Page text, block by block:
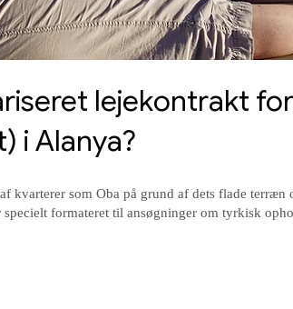
lejekontrakt
i Alanya?
kvarterer som Oba på grund af dets flade
formateret til ansøgninger om tyrkisk